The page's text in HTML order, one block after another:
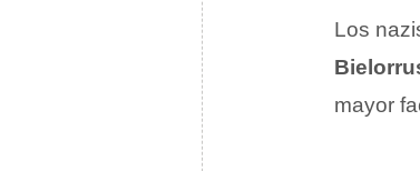
Los
mayor